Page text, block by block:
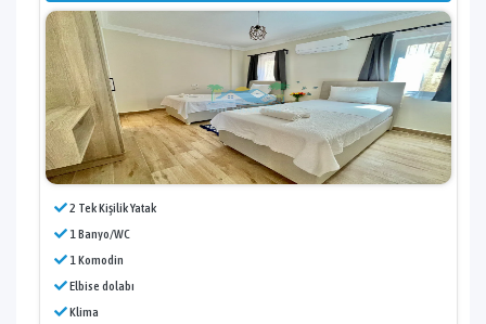
2 Tek Kişilik Yatak
1 Banyo/WC
1 Komodin
Elbise dolabı
Klima